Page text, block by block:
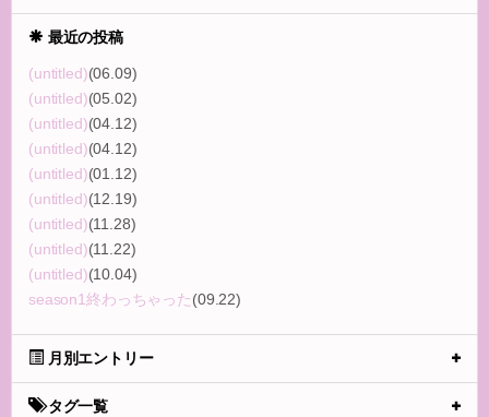
最近の投稿
(untitled)(06.09)
(untitled)(05.02)
(untitled)(04.12)
(untitled)(04.12)
(untitled)(01.12)
(untitled)(12.19)
(untitled)(11.28)
(untitled)(11.22)
(untitled)(10.04)
season1終わっちゃった(09.22)
月別エントリー
タグ一覧